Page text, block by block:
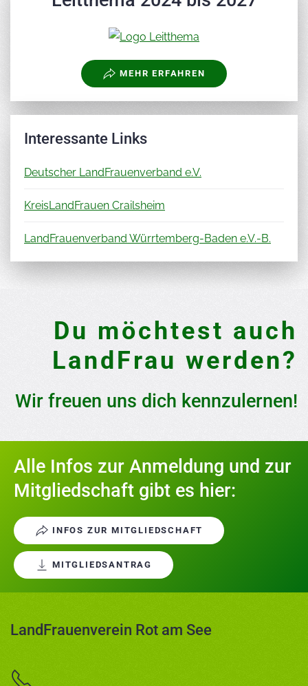
MEHR ERFAHREN
Interessante Links
Deutscher LandFrauenverband e.V.
KreisLandFrauen Crailsheim
LandFrauenverband Würrtemberg-Baden e.V.-B.
Du möchtest auch
LandFrau werden?
Wir freuen uns dich kennzulernen!
Alle Infos zur Anmeldung und zur
Mitgliedschaft gibt es hier:
INFOS ZUR MITGLIEDSCHAFT
MITGLIEDSANTRAG
LandFrauenverein Rot am See